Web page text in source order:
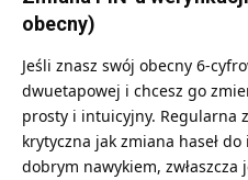
obecny)
Jeśli znasz swój obecny 6-
dwuetapowej i chcesz go
prosty i intuicyjny. Regularna
krytyczna jak zmiana haseł
dobrym nawykiem,